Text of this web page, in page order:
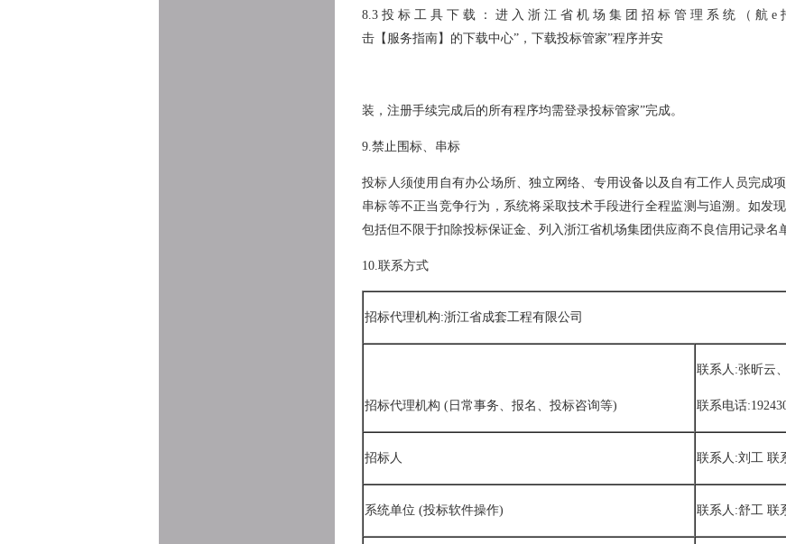
8.3 投 标 工 具 下 载 ： 进 入 浙 江 省 机 场 集 团 招 标 管 理 系 统 （ 航 e
击【服务指南】的下载中心”，下载投标管家”程序并安
装，注册手续完成后的所有程序均需登录投标管家”完成。
9.禁止围标、串标
投标人须使用自有办公场所、独立网络、专用设备以及自有工作人员完成
串标等不正当竞争行为，系统将采取技术手段进行全程监测与追溯。如发
包括但不限于扣除投标保证金、列入浙江省机场集团供应商不良信用记录名
10.联系方式
招标代理机构:浙江省成套工程有限公司
招标代理机构 (日常事务、报名、投标咨询等)
联系人:张昕云
联系电话
招标人 联系人:刘工 联
系统单位 (投标软件操作) 联系人:舒工 联